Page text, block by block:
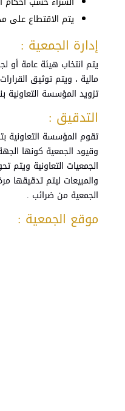
يتم الاقتطاع على مدار 12-
إدارة الجمعية :
يتم انتخاب هيئة عامة أو
مالية ، ويتم توثيق
تزويد المؤسسة
التدقيق :
تقوم المؤسسة التعاونية
وقيود الجمعية كونها
الجمعيات التعاونية ويتم
والمبيعات ليتم تدقيقها
الجمعية من ضرائب .
موقع الجمعية :